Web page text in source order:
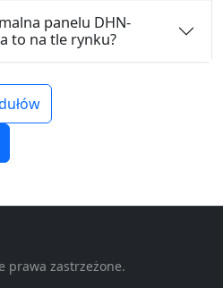
panelu DHN-
to na tle rynku?
prawa zastrzeżone.